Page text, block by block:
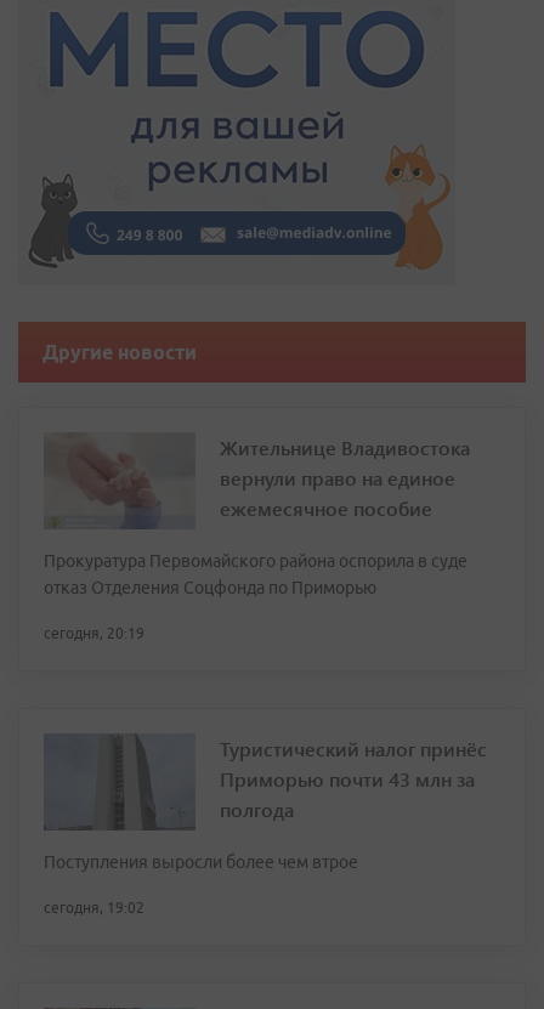
Другие новости
Жительнице Владивостока
вернули право на единое
ежемесячное пособие
Прокуратура Первомайского района оспорила в суде
отказ Отделения Соцфонда по Приморью
сегодня, 20:19
Туристический налог принёс
Приморью почти 43 млн за
полгода
Поступления выросли более чем втрое
сегодня, 19:02